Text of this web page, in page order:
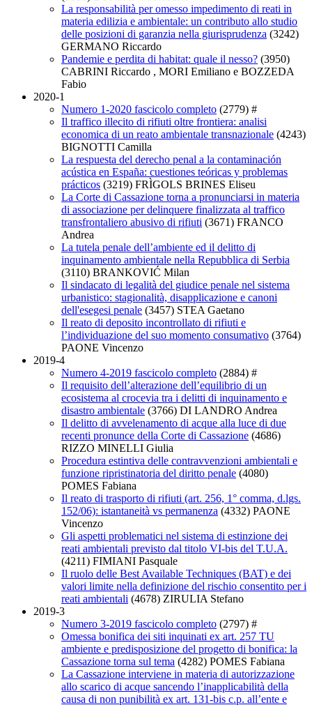
La responsabilità per omesso impedimento di reati in
materia edilizia e ambientale: un contributo allo studio
delle posizioni di garanzia nella giurisprudenza (3242)
GERMANO Riccardo
Pandemie e perdita di habitat: quale il nesso? (3950)
CABRINI Riccardo , MORI Emiliano e BOZZEDA
Fabio
2020-1
Numero 1-2020 fascicolo completo (2779) #
Il traffico illecito di rifiuti oltre frontiera: analisi
economica di un reato ambientale transnazionale (4243)
BIGNOTTI Camilla
La respuesta del derecho penal a la contaminación
acústica en España: cuestiones teóricas y problemas
prácticos (3219) FRÌGOLS BRINES Eliseu
La Corte di Cassazione torna a pronunciarsi in materia
di associazione per delinquere finalizzata al traffico
transfrontaliero abusivo di rifiuti (3671) FRANCO
Andrea
La tutela penale dell’ambiente ed il delitto di
inquinamento ambientale nella Repubblica di Serbia
(3110) BRANKOVIĆ Milan
Il sindacato di legalità del giudice penale nel sistema
urbanistico: stagionalità, disapplicazione e canoni
dell'esegesi penale (3457) STEA Gaetano
Il reato di deposito incontrollato di rifiuti e
l’individuazione del suo momento consumativo (3764)
PAONE Vincenzo
2019-4
Numero 4-2019 fascicolo completo (2884) #
Il requisito dell’alterazione dell’equilibrio di un
ecosistema al crocevia tra i delitti di inquinamento e
disastro ambientale (3766) DI LANDRO Andrea
Il delitto di avvelenamento di acque alla luce di due
recenti pronunce della Corte di Cassazione (4686)
RIZZO MINELLI Giulia
Procedura estintiva delle contravvenzioni ambientali e
funzione ripristinatoria del diritto penale (4080)
POMES Fabiana
Il reato di trasporto di rifiuti (art. 256, 1° comma, d.lgs.
152/06): istantaneità vs permanenza (4332) PAONE
Vincenzo
Gli aspetti problematici nel sistema di estinzione dei
reati ambientali previsto dal titolo VI-bis del T.U.A.
(4211) FIMIANI Pasquale
Il ruolo delle Best Available Techniques (BAT) e dei
valori limite nella definizione del rischio consentito per i
reati ambientali (4678) ZIRULIA Stefano
2019-3
Numero 3-2019 fascicolo completo (2797) #
Omessa bonifica dei siti inquinati ex art. 257 TU
ambiente e predisposizione del progetto di bonifica: la
Cassazione torna sul tema (4282) POMES Fabiana
La Cassazione interviene in materia di autorizzazione
allo scarico di acque sancendo l’inapplicabilità della
causa di non punibilità ex art. 131-bis c.p. all’ente e